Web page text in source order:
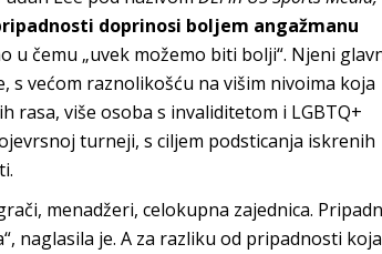
doprinosi boljem angažmanu
čemu „uvek možemo biti bolji“. Njeni
većom raznolikošću na višim nivoima koja
rasa, više osoba s invaliditetom i LGBTQ+
turneji, s ciljem podsticanja iskrenih
menadžeri, celokupna zajednica.
naglasila je. A za razliku od pripadnosti